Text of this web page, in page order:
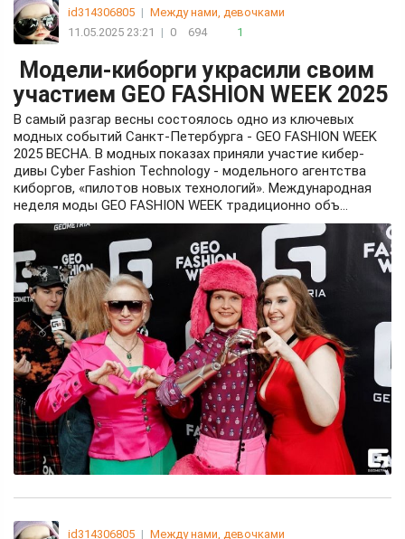
id314306805 | Между нами, девочками
11.05.2025 23:21
| 0 694 1
Модели-киборги украсили своим
участием GEO FASHION WEEK 2025
В самый разгар весны состоялось одно из ключевых
модных событий Санкт-Петербурга - GEO FASHION WEEK
2025 BECHA. В модных показах приняли участие кибер-
дивы Cyber Fashion Tеchnology - модельного агентства
киборгов, «пилотов новых технологий». Международная
неделя моды GEO FASHION WEEK традиционно объ...
id314306805 | Между нами, девочками